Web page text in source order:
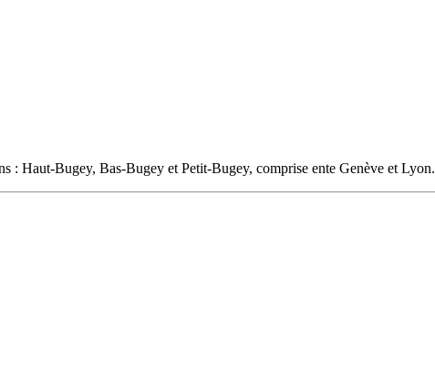
: Haut-Bugey, Bas-Bugey et Petit-Bugey, comprise ente Genève et Lyon.